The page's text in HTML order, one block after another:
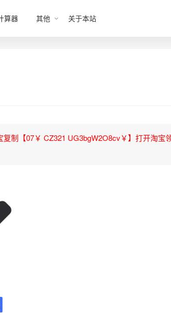
算器 其他 关于本站
制【07￥ CZ321 UG3bgW2O8cv￥】打开淘宝